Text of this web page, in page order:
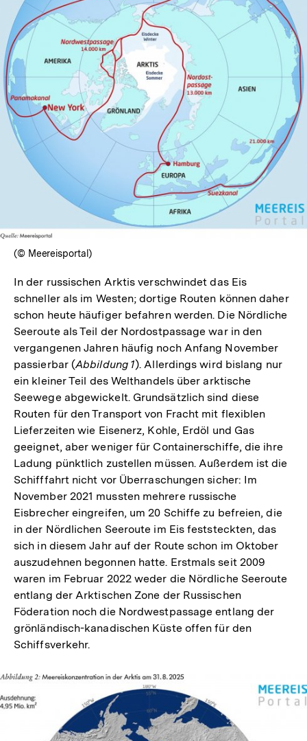
In
Lightbox
öffnen
(© Meereisportal)
In der russischen Arktis verschwindet das Eis
schneller als im Westen; dortige Routen können daher
schon heute häufiger befahren werden. Die Nördliche
Seeroute als Teil der Nordostpassage war in den
vergangenen Jahren häufig noch Anfang November
passierbar (Abbildung 1). Allerdings wird bislang nur
ein kleiner Teil des Welthandels über arktische
Seewege abgewickelt. Grundsätzlich sind diese
Routen für den Transport von Fracht mit flexiblen
Lieferzeiten wie Eisenerz, Kohle, Erdöl und Gas
geeignet, aber weniger für Containerschiffe, die ihre
Ladung pünktlich zustellen müssen. Außerdem ist die
Schifffahrt nicht vor Überraschungen sicher: Im
November 2021 mussten mehrere russische
Eisbrecher eingreifen, um 20 Schiffe zu befreien, die
in der Nördlichen Seeroute im Eis feststeckten, das
sich in diesem Jahr auf der Route schon im Oktober
auszudehnen begonnen hatte. Erstmals seit 2009
waren im Februar 2022 weder die Nördliche Seeroute
entlang der Arktischen Zone der Russischen
Föderation noch die Nordwestpassage entlang der
grönländisch-kanadischen Küste offen für den
Schiffsverkehr.